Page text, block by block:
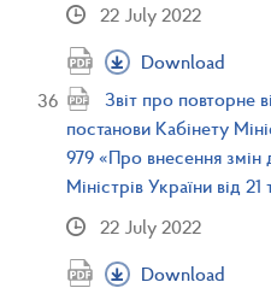
22 July 2022
Download
Звіт про повторне
постанови Кабінету
979 «Про внесення змін
Міністрів України від
22 July 2022
Download